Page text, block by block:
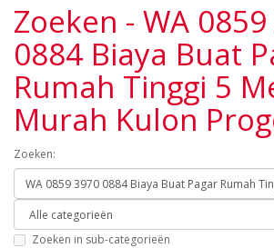
Zoeken - WA
0884 Biaya Buat
Rumah Tinggi 5
Murah Kulon
Zoeken:
Zoeken in sub-categorieën